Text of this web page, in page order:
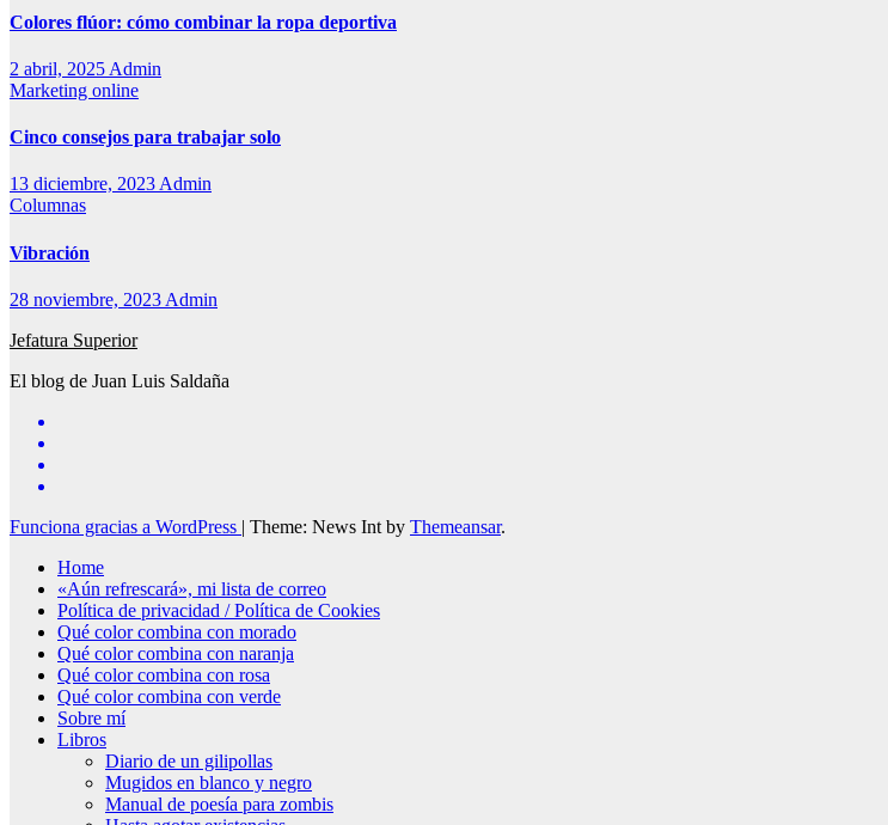
Colores flúor: cómo combinar la ropa deportiva
2 abril, 2025 Admin
Marketing online
Cinco consejos para trabajar solo
13 diciembre, 2023Admin
Columnas
Vibración
28 noviembre, 2023 Admin
Jefatura Superior
El blog de Juan Luis Saldaña
Funciona gracias a WordPress | Theme: News Int by Themeansar.
Home
«Aún refrescará», mi lista de correo
Política de privacidad / Política de Cookies
Qué color combina con morado
Qué color combina con naranja
Qué color combina con rosa
Qué color combina con verde
Sobre mí
Libros
Diario de un gilipollas
Mugidos en blanco y negro
Manual de poesía para zombis